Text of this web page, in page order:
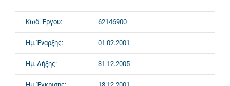
Κωδ. Έργου: 62146900
Ημ. Έναρξης: 01.02.2001
Ημ. Λήξης: 31.12.2005